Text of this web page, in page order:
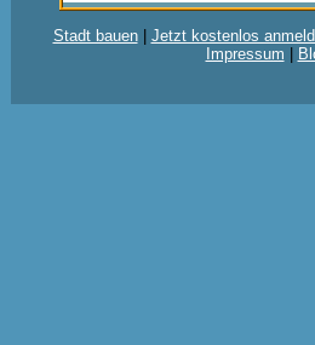
Stadt bauen| Jetzt kostenlos
Impressum